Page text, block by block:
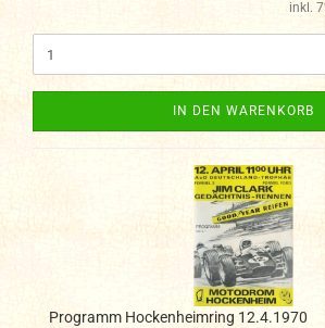
inkl.
IN DEN WARENKORB
Programm Hockenheimring 12.4.1970